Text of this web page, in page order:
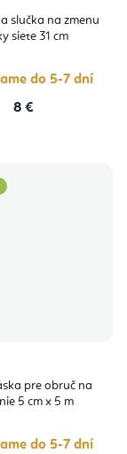
slučka na zmenu
siete 31 cm
do 5-7 dní
8 €
pre obruč na
5 cm x 5 m
do 5-7 dní